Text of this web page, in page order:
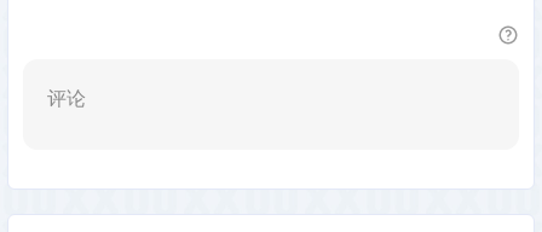
评论